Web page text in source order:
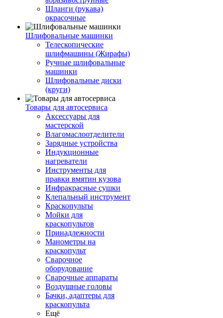
Шланги (рукава)
окрасочные
Шлифовальные машинки
Телескопические
шлифмашины (Жирафы)
Ручные шлифовальные
машинки
Шлифовальные диски
(круги)
Товары для автосервиса
Аксессуары для
мастерской
Влагомаслоотделители
Зарядные устройства
Индукционные
нагреватели
Инструменты для
правки вмятин кузова
Инфракрасные сушки
Клепальный инструмент
Краскопульты
Мойки для
краскопультов
Принадлежности
Манометры на
краскопульт
Сварочное
оборудование
Сварочные аппараты
Воздушные головы
Бачки, адаптеры для
краскопульта
Ещё